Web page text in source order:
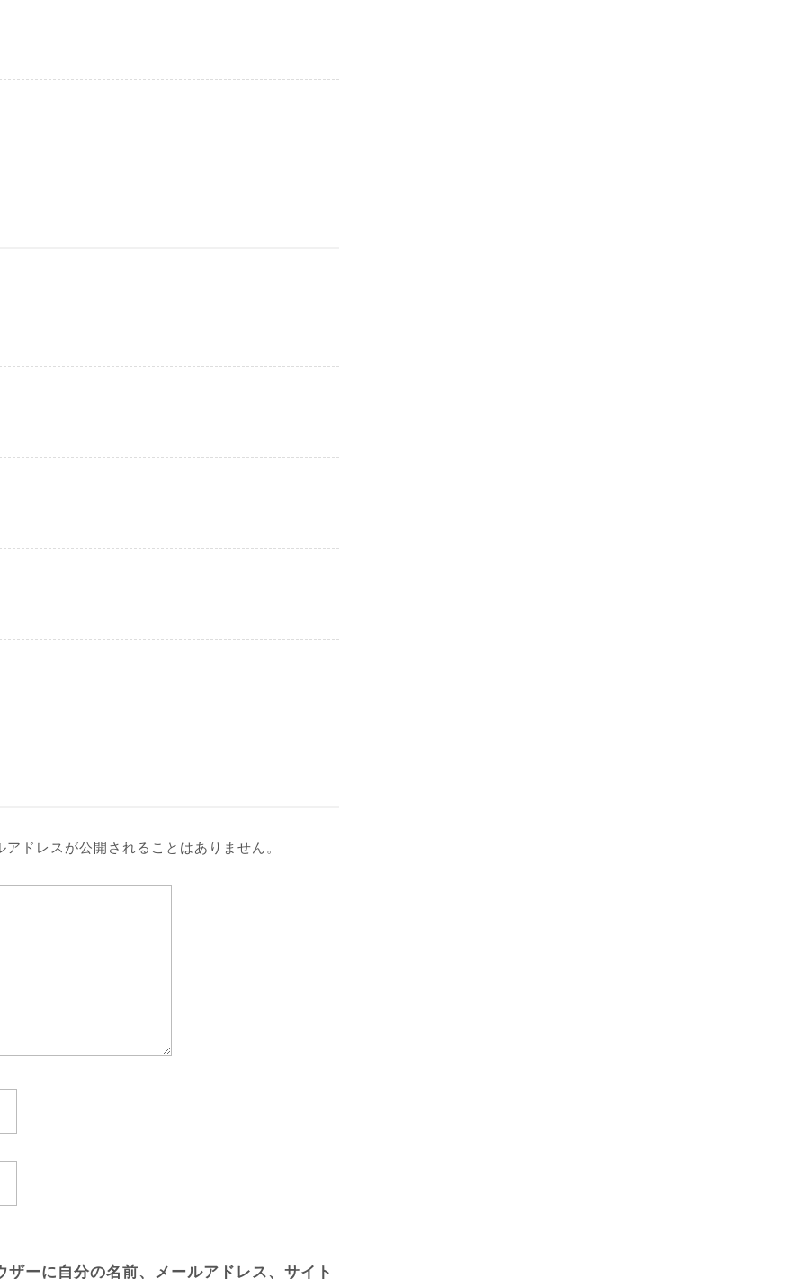
ドレスが公開されることはありません。
ーに自分の名前、メールアドレス、サイト